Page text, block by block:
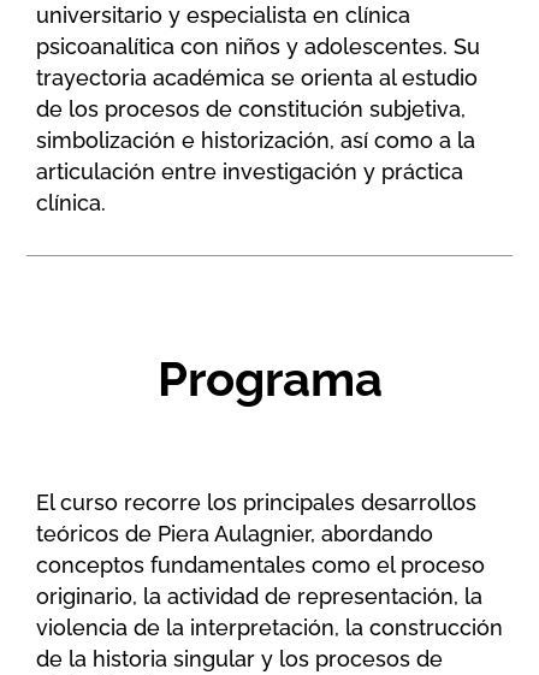
universitario y especialista en clínica
psicoanalítica con niños y adolescentes. Su
trayectoria académica se orienta al estudio
de los procesos de constitución subjetiva,
simbolización e historización, así como a la
articulación entre investigación y práctica
clínica.
Programa
El curso recorre los principales desarrollos
teóricos de Piera Aulagnier, abordando
conceptos fundamentales como el proceso
originario, la actividad de representación, la
violencia de la interpretación, la construcción
de la historia singular y los procesos de